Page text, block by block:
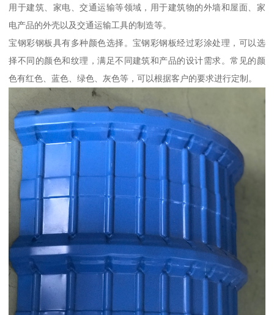
用于建筑、家电、交通运输等领域，用于建筑物的外墙和屋面、家
电产品的外壳以及交通运输工具的制造等。
宝钢彩钢板具有多种颜色选择。宝钢彩钢板经过彩涂处理，可以选
择不同的颜色和纹理，满足不同建筑和产品的设计需求。常见的颜
色有红色、蓝色、绿色、灰色等，可以根据客户的要求进行定制。